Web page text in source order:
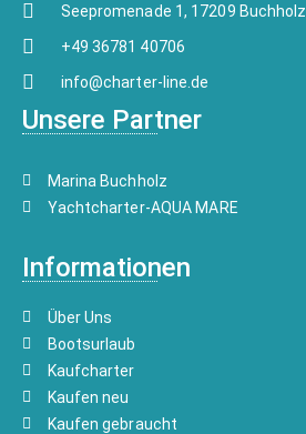
Seepromenade 1, 17209 Buchholz
+49 36781 40706
info@charter-line.de
Unsere Partner
Marina Buchholz
Yachtcharter-AQUA MARE
Informationen
Über Uns
Bootsurlaub
Kaufcharter
Kaufen neu
Kaufen gebraucht